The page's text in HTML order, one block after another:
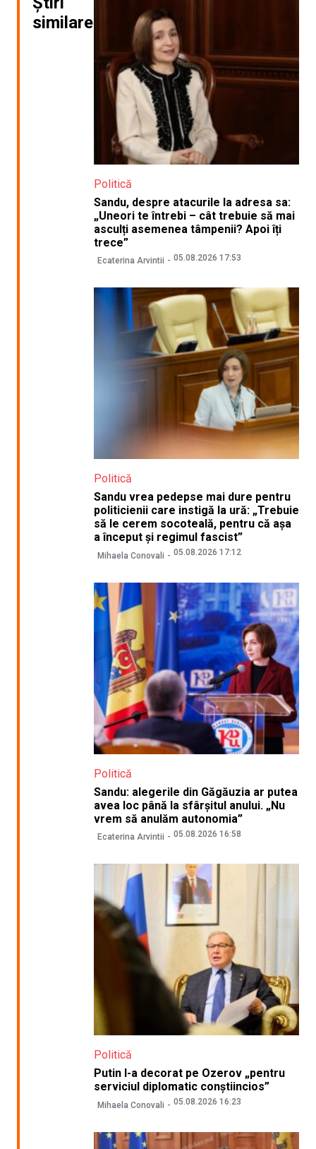
similare
Politică
Sandu, despre atacurile la adresa sa:
„Uneori te întrebi – cât trebuie să mai
asculți asemenea tâmpenii? Apoi îți
trece”
Ecaterina Arvintii 05.08.2026 17:53
Politică
Sandu vrea pedepse mai dure pentru
politicienii care instigă la ură: „Trebuie
să le cerem socoteală, pentru că așa
a început și regimul fascist”
Mihaela Conovali 05.08.2026 17:12
Politică
Sandu: alegerile din Găgăuzia ar putea
avea loc până la sfârșitul anului. „Nu
vrem să anulăm autonomia”
Ecaterina Arvintii 05.08.2026 16:58
Politică
Putin l-a decorat pe Ozerov „pentru
serviciul diplomatic conștiincios”
Mihaela Conovali 05.08.2026 16:23